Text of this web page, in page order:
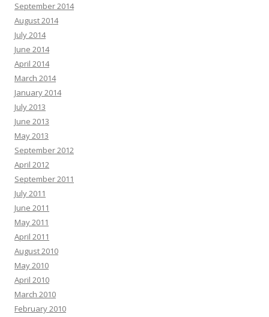
September 2014
August 2014
July 2014
June 2014
April 2014
March 2014
January 2014
July 2013
June 2013
May 2013
September 2012
April 2012
September 2011
July 2011
June 2011
May 2011
April 2011
August 2010
May 2010
April 2010
March 2010
February 2010